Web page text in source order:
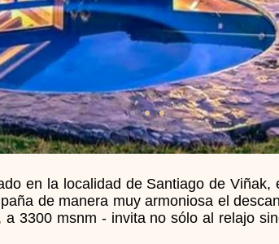
en la localidad de Santiago de
de manera muy armoniosa el
3300 msnm - invita no sólo al relajo